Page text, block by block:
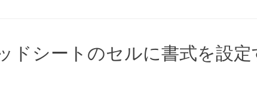
ドシートのセルに書式を設定